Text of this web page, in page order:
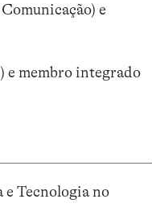
e
e membro integrado
Tecnologia no